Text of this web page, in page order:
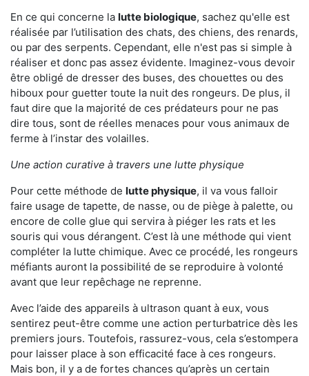
En ce qui concerne la lutte biologique, sachez qu'elle est
réalisée par l’utilisation des chats, des chiens, des renards,
ou par des serpents. Cependant, elle n'est pas si simple à
réaliser et donc pas assez évidente. Imaginez-vous devoir
être obligé de dresser des buses, des chouettes ou des
hiboux pour guetter toute la nuit des rongeurs. De plus, il
faut dire que la majorité de ces prédateurs pour ne pas
dire tous, sont de réelles menaces pour vous animaux de
ferme à l’instar des volailles.
Une action curative à travers une lutte physique
Pour cette méthode de lutte physique, il va vous falloir
faire usage de tapette, de nasse, ou de piège à palette, ou
encore de colle glue qui servira à piéger les rats et les
souris qui vous dérangent. C’est là une méthode qui vient
compléter la lutte chimique. Avec ce procédé, les rongeurs
méfiants auront la possibilité de se reproduire à volonté
avant que leur repêchage ne reprenne.
Avec l’aide des appareils à ultrason quant à eux, vous
sentirez peut-être comme une action perturbatrice dès les
premiers jours. Toutefois, rassurez-vous, cela s’estompera
pour laisser place à son efficacité face à ces rongeurs.
Mais bon, il y a de fortes chances qu’après un certain